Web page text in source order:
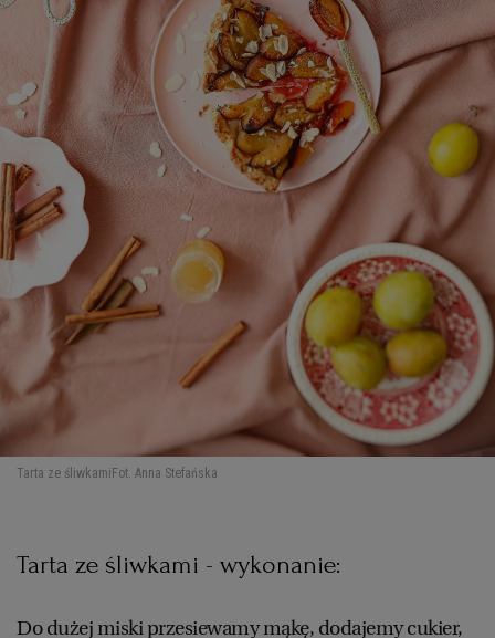
Tarta ze śliwkami Fot. Anna Stefańska
Tarta ze śliwkami - wykonanie:
Do dużej miski przesiewamy mąkę, dodajemy cukier,